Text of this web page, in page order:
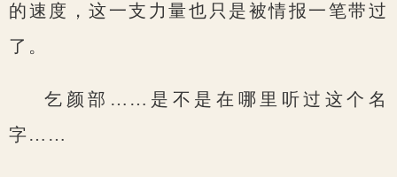
的速度，这一支力量也只是被情报一笔带过
了。
乞颜部……是不是在哪里听过这个名
字……